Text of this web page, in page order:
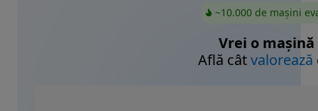
~10.000 de mașini
Vrei o mașină
Află câtvalorează